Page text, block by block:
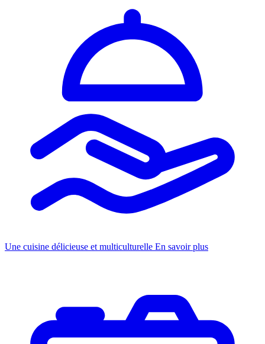
Une cuisine délicieuse et multiculturelle En savoir plus